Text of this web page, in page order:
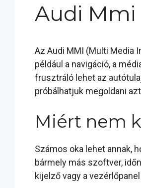
Audi Mmi
Az Audi MMI (Multi Media
például a navigáció, a
frusztráló lehet az
próbálhatjuk megoldani
Miért nem
Számos oka lehet annak,
bármely más szoftver,
kijelző vagy a